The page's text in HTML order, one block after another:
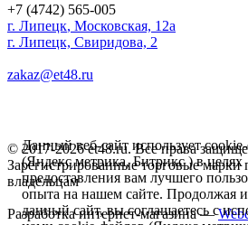
+7 (4742) 565-005
г. Липецк, Московская, 12а
г. Липецк, Свиридова, 2
zakaz@et48.ru
© 2017-2026 et48.ru. Все права
Зарегистрированные торговые марки
владельцам
Разработка интернет-магазина —
Данный веб-сайт использует
(Яндекс метрика, Битрикс ) в целях
предоставления вам лучшего
опыта на нашем сайте. Продолжая
данный сайт, вы соглашаетесь с